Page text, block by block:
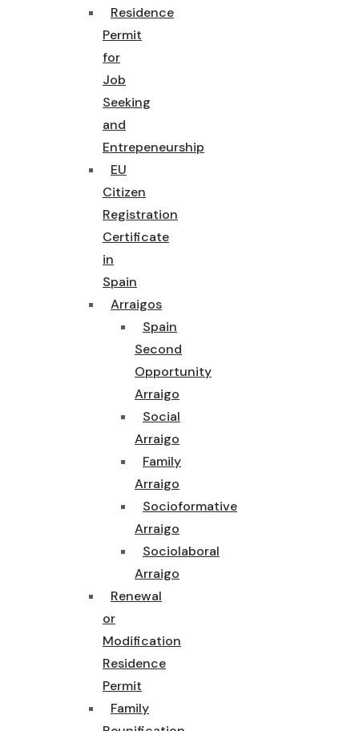
Residence
Permit
for
Job
Seeking
and
Entrepeneurship
EU
Citizen
Registration
Certificate
in
Spain
Arraigos
Spain
Second
Opportunity
Arraigo
Social
Arraigo
Family
Arraigo
Socioformative
Arraigo
Sociolaboral
Arraigo
Renewal
or
Modification
Residence
Permit
Family